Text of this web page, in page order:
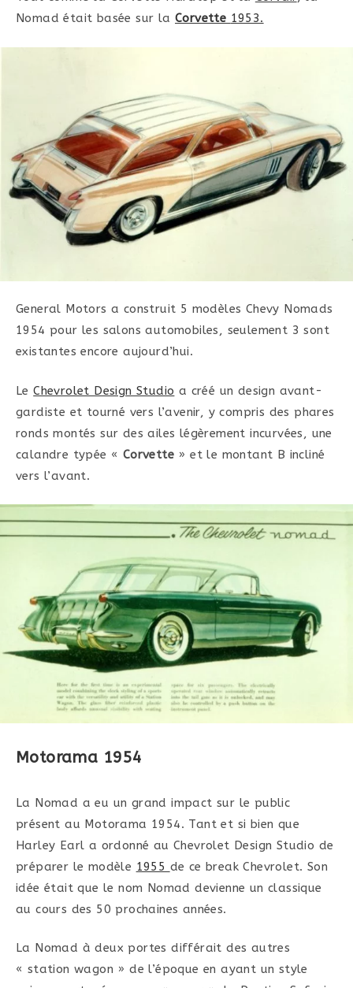
Nomad était basée sur la Corvette 1953.
General Motors a construit 5 modèles Chevy Nomads
1954 pour les salons automobiles, seulement 3 sont
existantes encore aujourd’hui.
LeChevrolet Design Studio a créé un design avant-
gardiste et tourné vers l’avenir, y compris des phares
ronds montés sur des ailes légèrement incurvées, une
calandre typée « Corvette » et le montant B incliné
vers l’avant.
Motorama 1954
La Nomad a eu un grand impact sur le public
présent au Motorama 1954. Tant et si bien que
Harley Earl a ordonné au Chevrolet Design Studio de
préparer le modèle 1955 de ce break Chevrolet. Son
idée était que le nom Nomad devienne un classique
au cours des 50 prochaines années.
La Nomad à deux portes différait des autres
« station wagon » de l’époque en ayant un style